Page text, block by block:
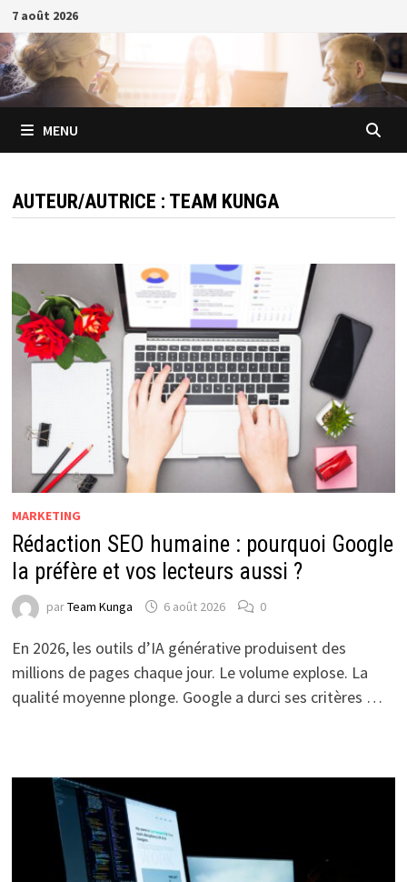
Passer
au
contenu
7 août 2026
MENU
AUTEUR/AUTRICE : TEAM KUNGA
MARKETING
Rédaction SEO humaine : pourquoi Google
la préfère et vos lecteurs aussi ?
parTeam Kunga 6 août 2026 0
En 2026, les outils d’IA générative produisent des
millions de pages chaque jour. Le volume explose. La
qualité moyenne plonge. Google a durci ses critères …